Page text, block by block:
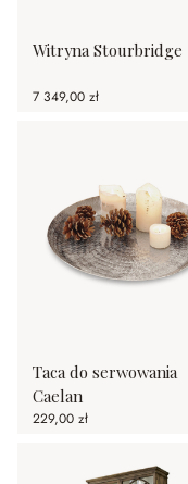
Witryna Stourbridge
7 349,00 zł
Taca do serwowania
Caelan
229,00 zł